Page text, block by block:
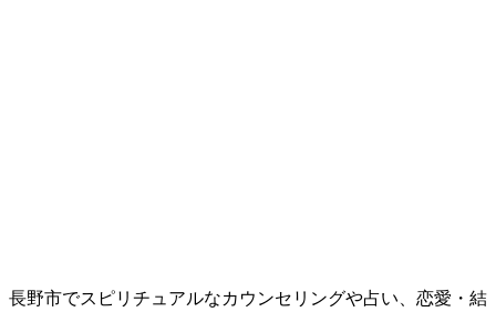
長野市でスピリチュアルなカウンセリングや占い、恋愛・結